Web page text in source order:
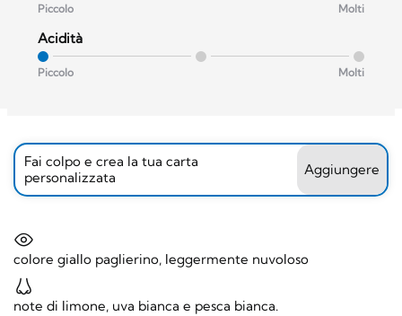
Piccolo Molti
Acidità
Piccolo Molti
Fai colpo e crea la tua carta
personalizzata
Aggiungere
colore giallo paglierino, leggermente nuvoloso
note di limone, uva bianca e pesca bianca.